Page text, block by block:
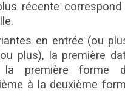
récente correspond
en entrée (ou
plus), la première
la première forme
à la deuxième